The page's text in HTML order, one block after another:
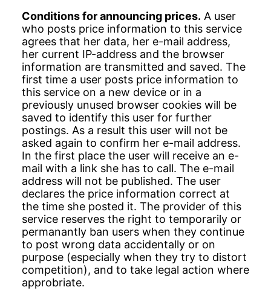
Conditions for announcing prices. A user
who posts price information to this service
agrees that her data, her e-mail address,
her current IP-address and the browser
information are transmitted and saved. The
first time a user posts price information to
this service on a new device or in a
previously unused browser cookies will be
saved to identify this user for further
postings. As a result this user will not be
asked again to confirm her e-mail address.
In the first place the user will receive an e-
mail with a link she has to call. The e-mail
address will not be published. The user
declares the price information correct at
the time she posted it. The provider of this
service reserves the right to temporarily or
permanantly ban users when they continue
to post wrong data accidentally or on
purpose (especially when they try to distort
competition), and to take legal action where
approbriate.